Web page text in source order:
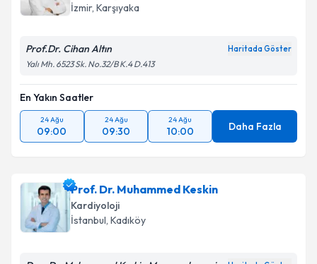
İzmir, Karşıyaka
Prof.Dr. Cihan Altın Haritada Göster
Yalı Mh. 6523 Sk. No.32/B K.4 D.413
En Yakın Saatler
24 Ağu
09:00
24 Ağu
09:30
24 Ağu
10:00 Daha Fazla
Prof. Dr. Muhammed Keskin
Kardiyoloji
İstanbul, Kadıköy